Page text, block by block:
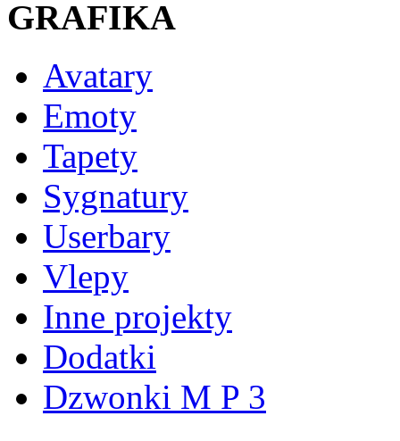
GRAFIKA
Avatary
Emoty
Tapety
Sygnatury
Userbary
Vlepy
Inne projekty
Dodatki
Dzwonki M P 3